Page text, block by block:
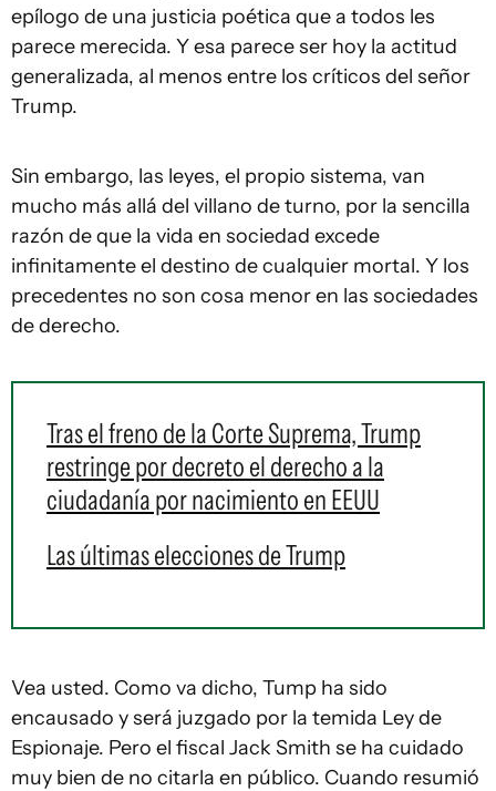
epílogo de una justicia poética que a todos les
parece merecida. Y esa parece ser hoy la actitud
generalizada, al menos entre los críticos del señor
Trump.
Sin embargo, las leyes, el propio sistema, van
mucho más allá del villano de turno, por la sencilla
razón de que la vida en sociedad excede
infinitamente el destino de cualquier mortal. Y los
precedentes no son cosa menor en las sociedades
de derecho.
Tras el freno de la Corte Suprema, Trump
restringe por decreto el derecho a la
ciudadanía por nacimiento en EEUU
Las últimas elecciones de Trump
Vea usted. Como va dicho, Tump ha sido
encausado y será juzgado por la temida Ley de
Espionaje. Pero el fiscal Jack Smith se ha cuidado
muy bien de no citarla en público. Cuando resumió